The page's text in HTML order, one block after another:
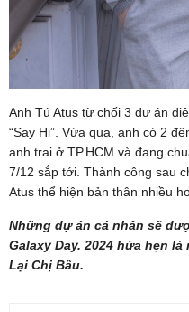
Anh Tú Atus từ chối 3 dự án
“Say Hi”. Vừa qua, anh có 2
anh trai ở TP.HCM và đang
7/12 sắp tới. Thành công sau
Atus thể hiện bản thân nhiều
Những dự án cá nhân sẽ
Galaxy Day. 2024 hứa hẹn
Lại Chị Bầu.